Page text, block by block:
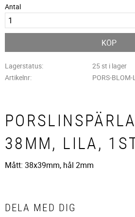
Antal
KÖP
Lagerstatus
25 st i lager
Artikelnr
PORS-
38MM, LILA,
Mått: 38x39mm, hål 2mm
DELA MED DIG